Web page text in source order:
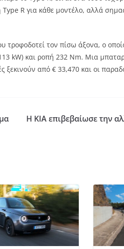
R για κάθε μοντέλο, αλλά
τροφοδοτεί τον πίσω άξονα, ο
kW) και ροπή 232 Nm. Μια
ξεκινούν από € 33,470 και οι
Η KIA επιβεβαίωσε την